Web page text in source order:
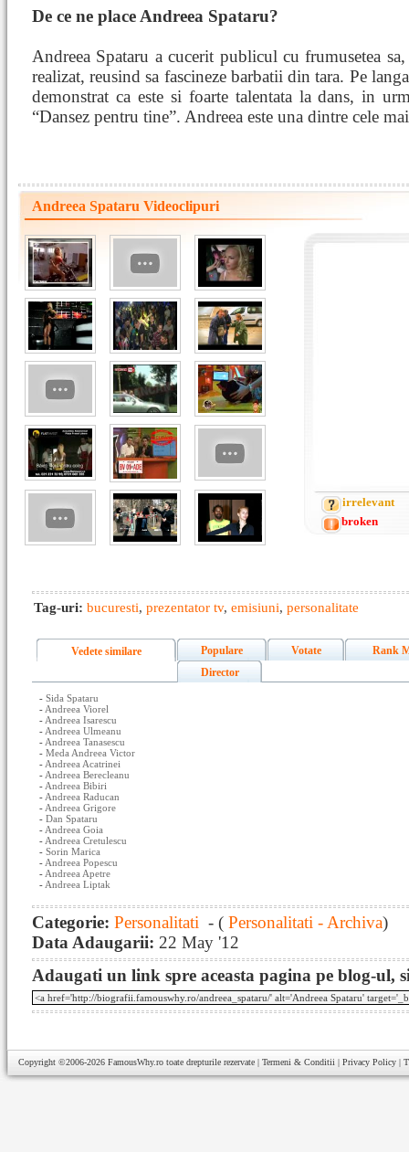
De ce ne place Andreea Spataru?
Andreea Spataru a cucerit publicul cu frumusetea
realizat, reusind sa fascineze barbatii din tara. Pe
demonstrat ca este si foarte talentata la dans, in
“Dansez pentru tine”. Andreea este una dintre cele
Andreea Spataru Videoclipuri
irrelevant
broken
Tag-uri: bucuresti, prezentator tv, emisiuni, personalitate
Vedete similare Populare Votate
Rank
Director
- Sida Spataru
- Andreea Viorel
- Andreea Isarescu
- Andreea Ulmeanu
- Andreea Tanasescu
- Meda Andreea Victor
- Andreea Acatrinei
- Andreea Berecleanu
- Andreea Bibiri
- Andreea Raducan
- Andreea Grigore
- Dan Spataru
- Andreea Goia
- Andreea Cretulescu
- Sorin Marica
- Andreea Popescu
- Andreea Apetre
- Andreea Liptak
Categorie: Personalitati - ( Personalitati - Archiva)
Data Adaugarii: 22 May '12
Adaugati un link spre aceasta pagina pe blog-ul,
Copyright ©2006-2026 FamousWhy.ro toate drepturile rezervate | Termeni & Conditii | Privacy Policy |